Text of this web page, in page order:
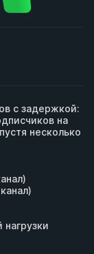
с задержкой:
на
несколько